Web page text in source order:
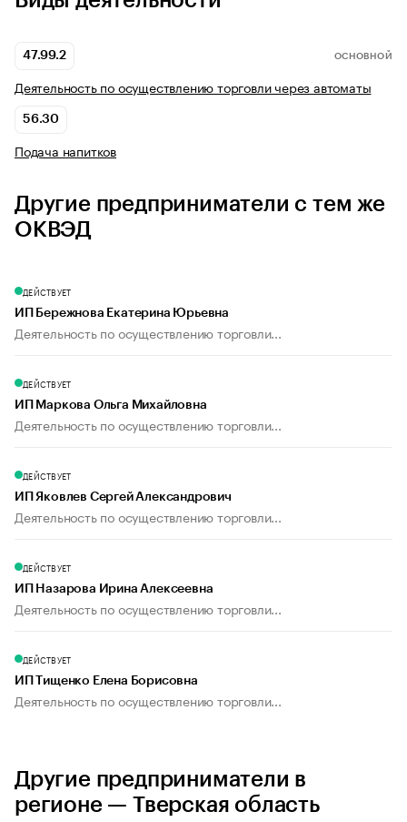
47.99.2 ОСНОВНОЙ
Деятельность по осуществлению торговли через автоматы
56.30
Подача напитков
Другие предприниматели с тем же
ОКВЭД
ДЕЙСТВУЕТ
ИП Бережнова Екатерина Юрьевна
Деятельность по осуществлению торговли...
ДЕЙСТВУЕТ
ИП Маркова Ольга Михайловна
Деятельность по осуществлению торговли...
ДЕЙСТВУЕТ
ИП Яковлев Сергей Александрович
Деятельность по осуществлению торговли...
ДЕЙСТВУЕТ
ИП Назарова Ирина Алексеевна
Деятельность по осуществлению торговли...
ДЕЙСТВУЕТ
ИП Тищенко Елена Борисовна
Деятельность по осуществлению торговли...
Другие предприниматели в
регионе — Тверская область